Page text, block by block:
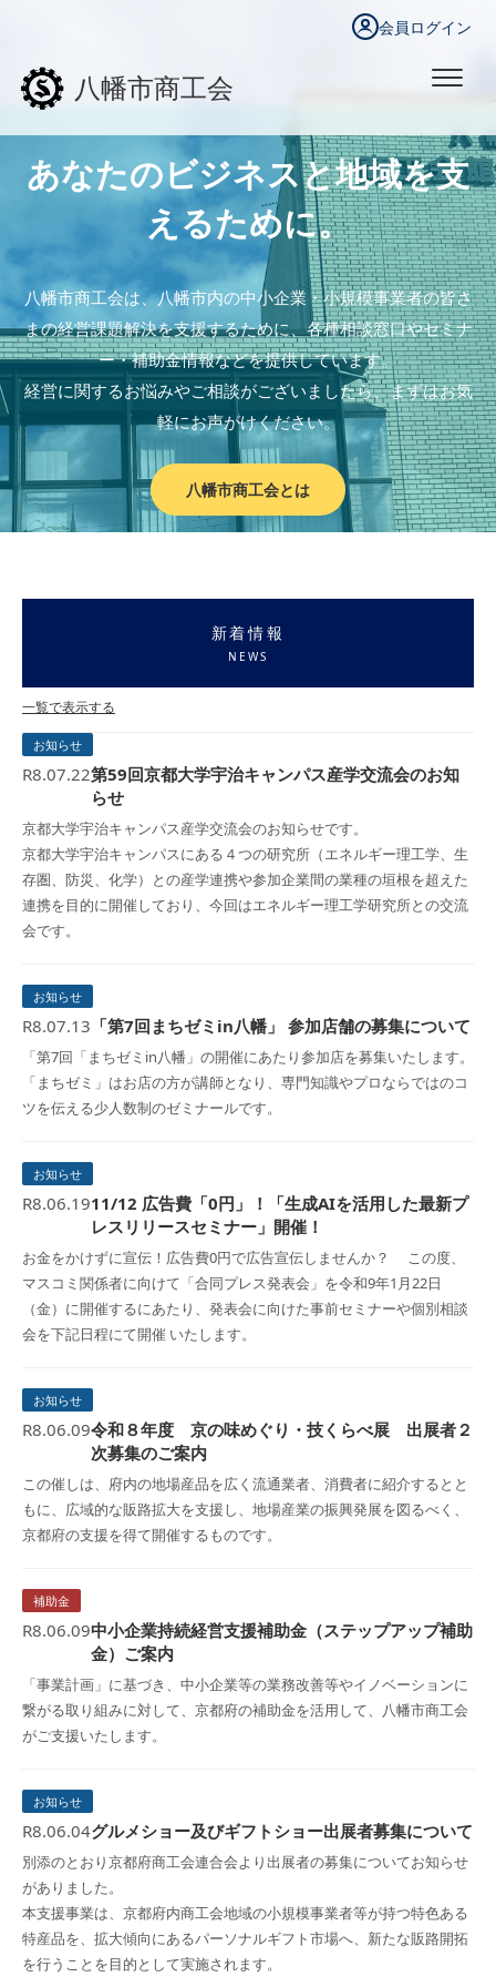
八幡市商工会
会員ログイン
あなたのビジネスと地域を支
えるために。
八幡市商工会は、八幡市内の中小企業・小規模事業者の皆さ
まの経営課題解決を支援するために、各種相談窓口やセミナ
ー・補助金情報などを提供しています。
経営に関するお悩みやご相談がございましたら、まずはお気
軽にお声がけください。
八幡市商工会とは
新着情報
NEWS
一覧で表示する
お知らせ
R8.07.22第59回京都大学宇治キャンパス産学交流会のお知
らせ
京都大学宇治キャンパス産学交流会のお知らせです。
京都大学宇治キャンパスにある４つの研究所（エネルギー理工学、生
存圏、防災、化学）との産学連携や参加企業間の業種の垣根を超えた
連携を目的に開催しており、今回はエネルギー理工学研究所との交流
会です。
お知らせ
R8.07.13 「第7回まちゼミin八幡」 参加店舗の募集について
「第7回「まちゼミin八幡」の開催にあたり参加店を募集いたします。
「まちゼミ」はお店の方が講師となり、専門知識やプロならではのコ
ツを伝える少人数制のゼミナールです。
お知らせ
R8.06.1911/12 広告費「0円」！「生成AIを活用した最新プ
レスリリースセミナー」開催！
お金をかけずに宣伝！広告費0円で広告宣伝しませんか？ この度、
マスコミ関係者に向けて「合同プレス発表会」を令和9年1月22日
（金）に開催するにあたり、発表会に向けた事前セミナーや個別相談
会を下記日程にて開催 いたします。
お知らせ
R8.06.09令和８年度 京の味めぐり・技くらべ展 出展者２
次募集のご案内
この催しは、府内の地場産品を広く流通業者、消費者に紹介するとと
もに、広域的な販路拡大を支援し、地場産業の振興発展を図るべく、
京都府の支援を得て開催するものです。
補助金
R8.06.09中小企業持続経営支援補助金（ステップアップ補助
金）ご案内
「事業計画」に基づき、中小企業等の業務改善等やイノベーションに
繋がる取り組みに対して、京都府の補助金を活用して、八幡市商工会
がご支援いたします。
お知らせ
R8.06.04グルメショー及びギフトショー出展者募集について
別添のとおり京都府商工会連合会より出展者の募集についてお知らせ
がありました。
本支援事業は、京都府内商工会地域の小規模事業者等が持つ特色ある
特産品を、拡大傾向にあるパーソナルギフト市場へ、新たな販路開拓
を行うことを目的として実施されます。